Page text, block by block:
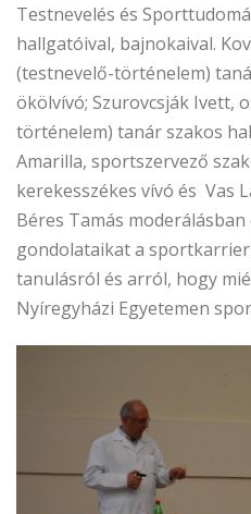
Testnevelés és
hallgatóival, bajnokaival.
(testnevelő-történelem)
ökölvívó; Szurovcsják Ivett,
történelem) tanár szakos
Amarilla, sportszervező
kerekesszékes vívó és Vas
Béres Tamás
gondolataikat a
tanulásról és arról, hogy
Nyíregyházi Egyetemen